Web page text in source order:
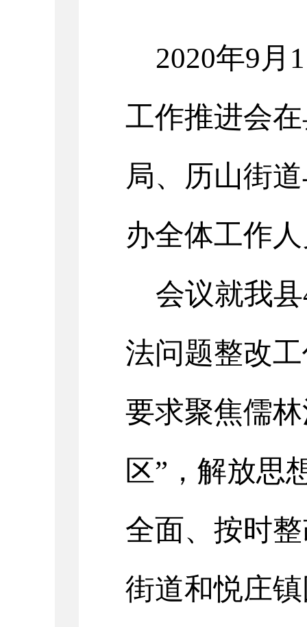
2020年9 月 1
工作推进会
局、历山街
办全体工作
会议就我县
法问题整改
要求聚焦儒
区”，解放思
全面、按时
街道和悦庄